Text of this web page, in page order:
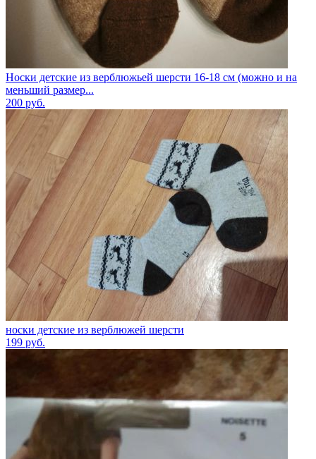
Носки детские из верблюжьей шерсти 16-18 см (можно и на
меньший размер...
200 руб.
носки детские из верблюжей шерсти
199 руб.